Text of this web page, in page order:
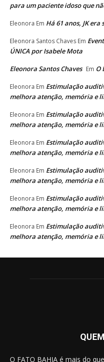
para um paciente idoso que
Eleonora Em Há 61 anos, JK
Eleonora Santos Chaves Em
ÚNICA por Isabele Mota
Eleonora Santos Chaves Em O
Eleonora Em Estimulação
melhora atenção, memória e
Eleonora Em Estimulação
melhora atenção, memória e
Eleonora Em Estimulação
melhora atenção, memória e
Eleonora Em Estimulação
melhora atenção, memória e
Eleonora Em Estimulação
melhora atenção, memória e
Eleonora Em Estimulação
melhora atenção, memória e
O FATO BAHIA é mais do